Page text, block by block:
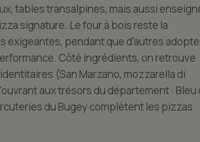
tables transalpines, mais aussi
signature. Le four à bois reste la
exigeantes, pendant que d'autres
Côté ingrédients, on retrouve
(San Marzano, mozzarella di
aux trésors du département : Bleu
du Bugey complètent les pizzas